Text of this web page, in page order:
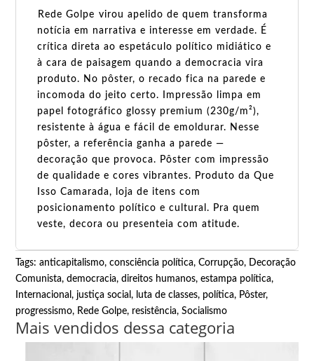
Rede Golpe virou apelido de quem transforma
notícia em narrativa e interesse em verdade. É
crítica direta ao espetáculo político midiático e
à cara de paisagem quando a democracia vira
produto. No pôster, o recado fica na parede e
incomoda do jeito certo. Impressão limpa em
papel fotográfico glossy premium (230g/m²),
resistente à água e fácil de emoldurar. Nesse
pôster, a referência ganha a parede —
decoração que provoca. Pôster com impressão
de qualidade e cores vibrantes. Produto da Que
Isso Camarada, loja de itens com
posicionamento político e cultural. Pra quem
veste, decora ou presenteia com atitude.
Tags:anticapitalismo,consciência política,Corrupção, Decoração
Comunista,democracia,direitos humanos,estampa política,
Internacional,justiça social, luta de classes, política, Pôster,
progressismo, Rede Golpe, resistência,Socialismo
Mais vendidos dessa categoria